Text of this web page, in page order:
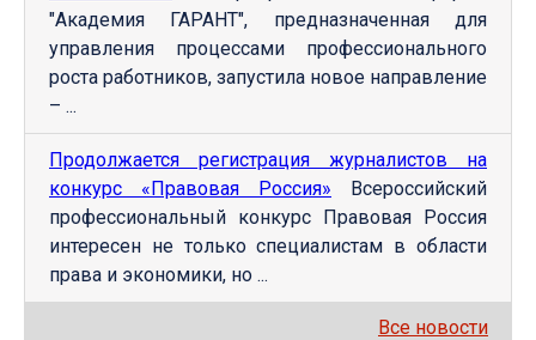
"Академия ГАРАНТ", предназначенная для
управления процессами профессионального
роста работников, запустила новое направление
– ...
Продолжается регистрация журналистов на
конкурс «Правовая Россия» Всероссийский
профессиональный конкурс Правовая Россия
интересен не только специалистам в области
права и экономики, но ...
Все новости